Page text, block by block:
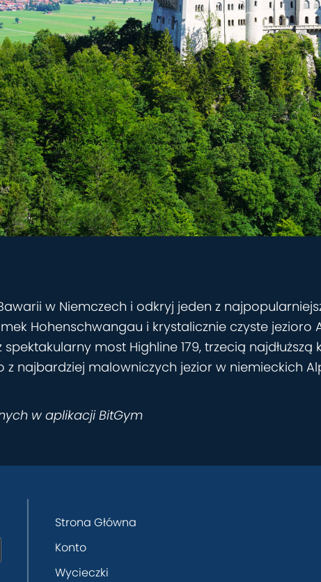
w Niemczech i odkryj jeden z
Hohenschwangau i krystalicznie czyste jezioro
most Highline 179, trzecią
z najbardziej malowniczych jezior w niemieckich
w aplikacji BitGym
Strona Główna
Konto
Wycieczki